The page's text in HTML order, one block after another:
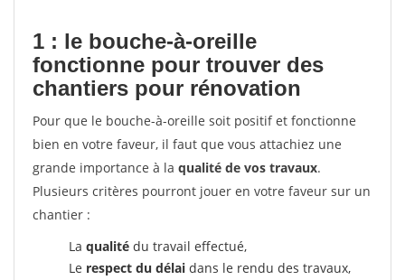
1 : le bouche-à-oreille
fonctionne pour trouver des
chantiers pour rénovation
Pour que le bouche-à-oreille soit positif et fonctionne
bien en votre faveur, il faut que vous attachiez une
grande importance à la qualité de vos travaux.
Plusieurs critères pourront jouer en votre faveur sur un
chantier :
La qualité du travail effectué,
Le respect du délai dans le rendu des travaux,